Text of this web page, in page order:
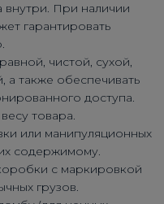
внутри. При наличии
гарантировать
чистой, сухой,
также обеспечивать
доступа.
товара.
или манипуляционных
содержимому.
с маркировкой
грузов.